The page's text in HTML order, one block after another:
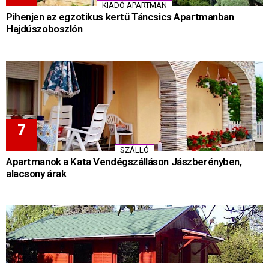
KIADÓ APARTMAN
Pihenjen az egzotikus kertű Táncsics Apartmanban
Hajdúszoboszlón
SZÁLLÓ
Apartmanok a Kata Vendégszálláson Jászberényben,
alacsony árak